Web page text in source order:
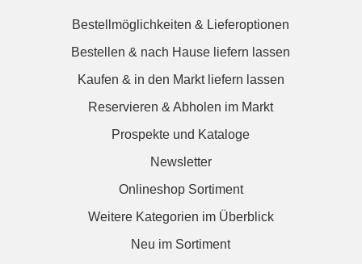
Bestellmöglichkeiten & Lieferoptionen
Bestellen & nach Hause liefern lassen
Kaufen & in den Markt liefern lassen
Reservieren & Abholen im Markt
Prospekte und Kataloge
Newsletter
Onlineshop Sortiment
Weitere Kategorien im Überblick
Neu im Sortiment